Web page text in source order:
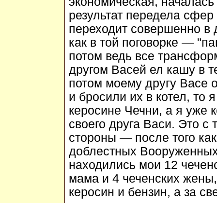
результат передела
переходит совершенно в
как в той поговорке —
потом ведь все
другом Васей ел кашу в
потом моему другу Васе
и бросили их в котел, то
керосине Чечни, а я уже
своего друга Васи. Это с
стороны — после того
доблестных
находились мои 12
мама и 4 чеченских
керосин и бензин, а за